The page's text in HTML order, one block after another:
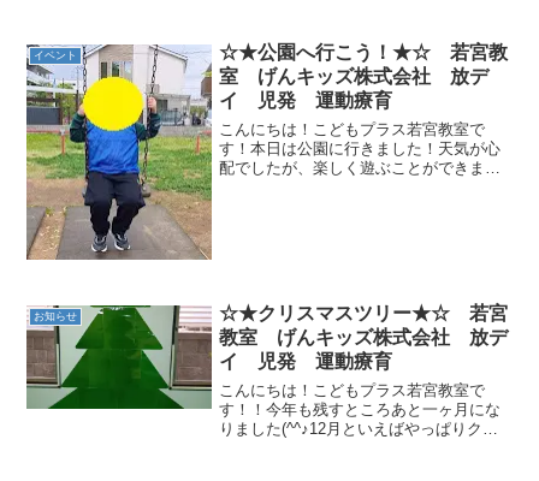
は鉄棒の【コウモリ】の技です★先生た
ちに手伝ってもらいながら、...
イベント
☆★公園へ行こう！★☆ 若宮教
室 げんキッズ株式会社 放デ
イ 児発 運動療育
こんにちは！こどもプラス若宮教室で
す！本日は公園に行きました！天気が心
配でしたが、楽しく遊ぶことができまし
お知らせ
☆★クリスマスツリー★☆ 若宮
教室 げんキッズ株式会社 放デ
イ 児発 運動療育
こんにちは！こどもプラス若宮教室で
す！！今年も残すところあと一ヶ月にな
りました(^^♪12月といえばやっぱりクリ